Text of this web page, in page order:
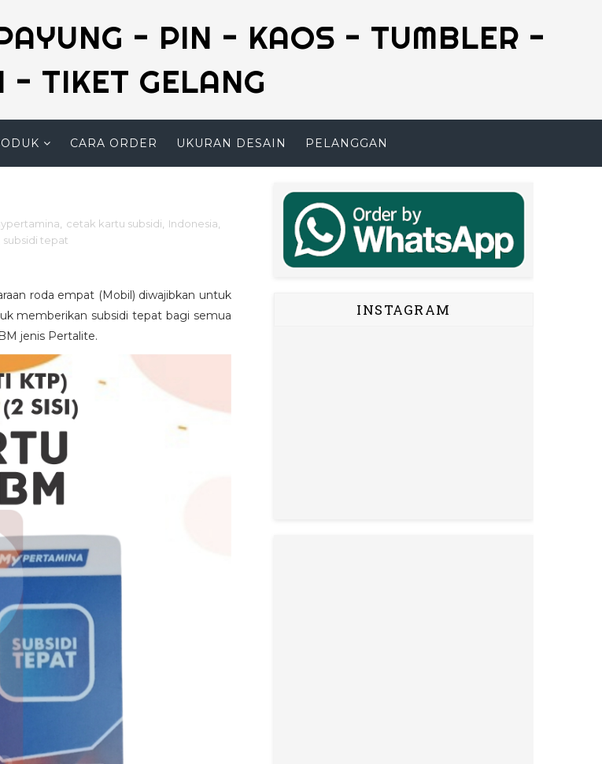
- PIN - KAOS - TUMBLER -
- TIKET GELANG
CARA ORDER UKURAN DESAIN PELANGGAN
cetak kartu subsidi Indonesia
subsidi tepat
roda empat (Mobil) diwajibkan untuk
memberikan subsidi tepat bagi semua
jenis Pertalite.
INSTAGRAM